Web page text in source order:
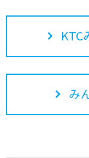
KTC
み